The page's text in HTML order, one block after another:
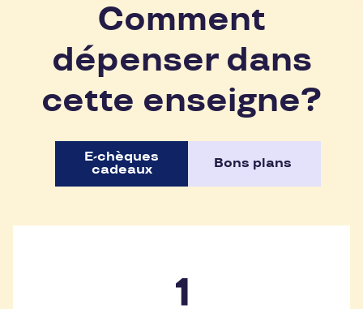
Comment
dépenser dans
cette enseigne?
E-chèques
cadeaux
Bons plans